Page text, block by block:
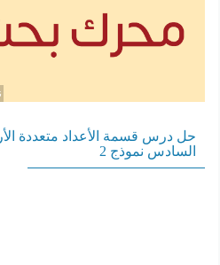
حل درس قسمة الأعداد متعددة
السادس نموذج 2